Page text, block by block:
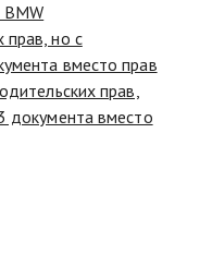
прав,
документа вместо